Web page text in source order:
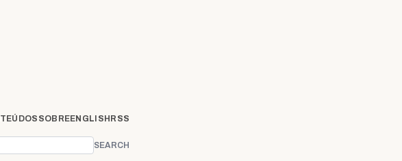
SOBREENGLISH RSS
SEARCH